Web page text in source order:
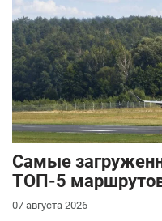
Самые
ТОП-5
07 августа 2026